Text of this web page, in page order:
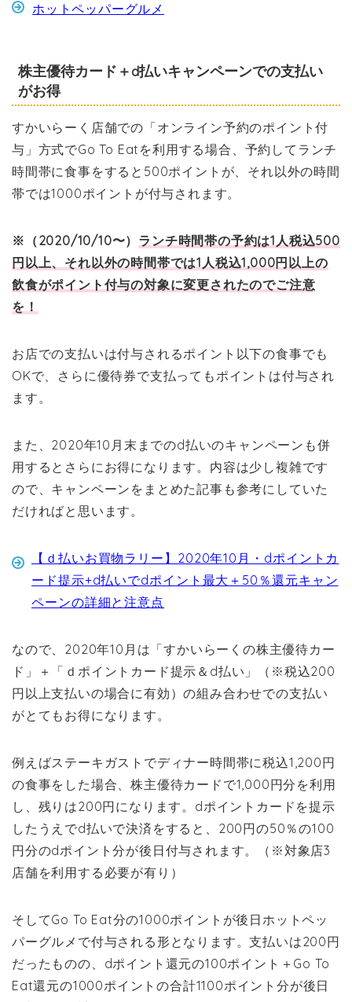
ホットペッパーグルメ
株主優待カード＋d払いキャンペーンでの支払い
がお得
すかいらーく店舗での「オンライン予約のポイント付
与」方式でGo To Eatを利用する場合、予約してランチ
時間帯に食事をすると500ポイントが、それ以外の時間
帯では1000ポイントが付与されます。
※（2020/10/10〜） ランチ時間帯の予約は1人税込500
円以上、それ以外の時間帯では1人税込1,000円以上の
飲食がポイント付与の対象に変更されたのでご注意
を！
お店での支払いは付与されるポイント以下の食事でも
OKで、さらに優待券で支払ってもポイントは付与され
ます。
また、2020年10月末までのd払いのキャンペーンも併
用するとさらにお得になります。内容は少し複雑です
ので、キャンペーンをまとめた記事も参考にしていた
だければと思います。
【ｄ払いお買物ラリー】2020年10月・dポイントカ
ード提示+d払いでdポイント最大＋50％還元キャン
ペーンの詳細と注意点
なので、2020年10月は「すかいらーくの株主優待カー
ド」＋「ｄポイントカード提示＆d払い」（※税込200
円以上支払いの場合に有効）の組み合わせでの支払い
がとてもお得になります。
例えばステーキガストでディナー時間帯に税込1,200円
の食事をした場合、株主優待カードで1,000円分を利用
し、残りは200円になります。dポイントカードを提示
したうえでd払いで決済をすると、200円の50％の100
円分のdポイント分が後日付与されます。（※対象店3
店舗を利用する必要が有り）
そしてGo To Eat分の1000ポイントが後日ホットペッ
パーグルメで付与される形となります。支払いは200円
だったものの、dポイント還元の100ポイント＋Go To
Eat還元の1000ポイントの合計1100ポイント分が後日